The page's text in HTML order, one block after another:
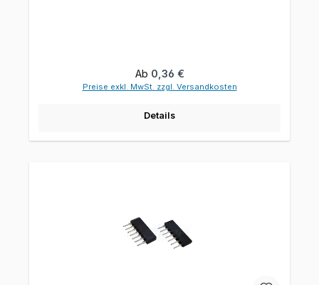
Regulärer Preis:
Ab 0,36 €
Preise exkl. MwSt. zzgl. Versandkosten
Details